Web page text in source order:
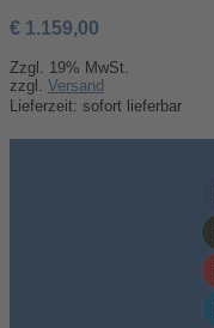
€ 1.159,00
Zzgl. 19% MwSt.
zzgl. Versand
Lieferzeit: sofort lieferbar